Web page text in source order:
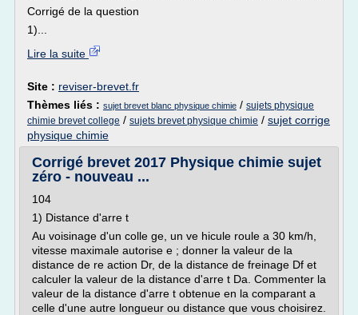
Corrigé de la question
1)...
Lire la suite
Site : reviser-brevet.fr
Thèmes liés : sujet brevet blanc physique chimie / sujets physique
chimie brevet college / sujets brevet physique chimie / sujet corrige
physique chimie
Corrigé brevet 2017 Physique chimie sujet
zéro - nouveau ...
104
1) Distance d'arre t
Au voisinage d'un colle ge, un ve hicule roule a 30 km/h,
vitesse maximale autorise e ; donner la valeur de la
distance de re action Dr, de la distance de freinage Df et
calculer la valeur de la distance d'arre t Da. Commenter la
valeur de la distance d'arre t obtenue en la comparant a
celle d'une autre longueur ou distance que vous choisirez.